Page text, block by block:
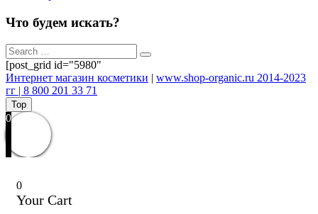
Что будем искать?
[post_grid id="5980"
Интернет магазин косметики | www.shop-organic.ru 2014-2023
гг | 8 800 201 33 71
Top
0
0
Your Cart